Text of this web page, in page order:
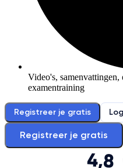
Video's,
examentraining
Registreer je gratis
Registreer je gratis